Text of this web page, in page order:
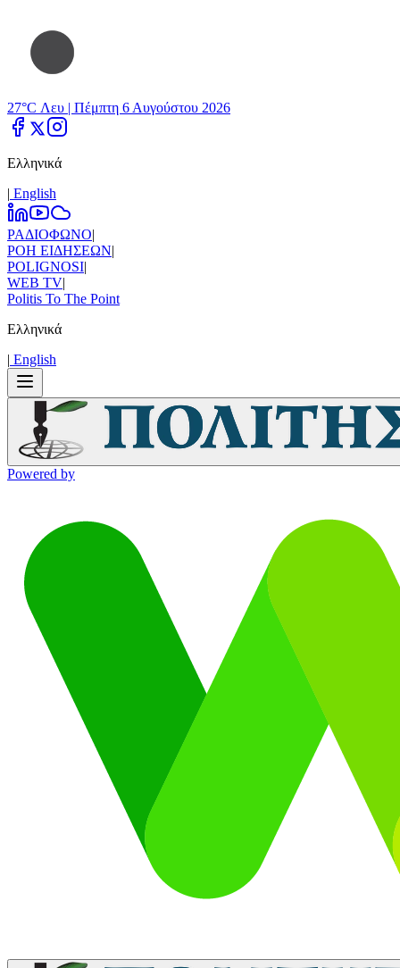
27°C Λευ | Πέμπτη 6 Αυγούστου 2026
Ελληνικά
| Εnglish
ΡΑΔΙΟΦΩΝΟ|
ΡΟΗ ΕΙΔΗΣΕΩΝ|
POLIGNOSI|
WEB TV|
Politis To The Point
Ελληνικά
| Εnglish
Powered by